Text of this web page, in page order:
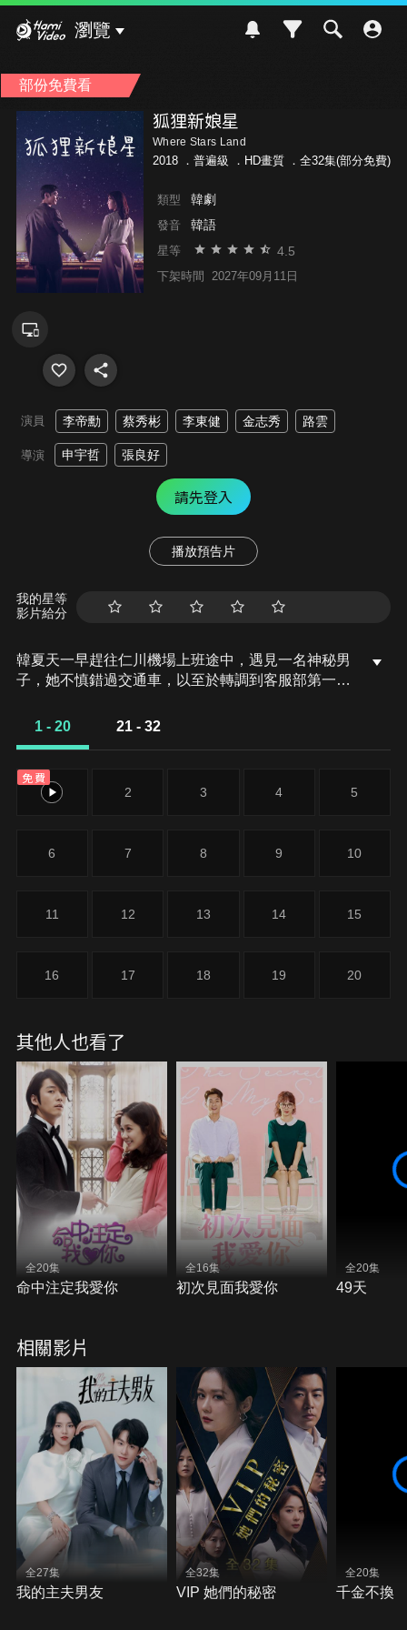
瀏覽
部份免費看
狐狸新娘星
Where Stars Land
2018 ． 普遍級 ．HD畫質 ．全32集(部分免費)
類型 韓劇
發音 韓語
星等 4.5
下架時間 2027年09月11日
演員 李帝勳 蔡秀彬 李東健 金志秀 路雲
導演 申宇哲 張良好
請先登入
播放預告片
我的星等
影片給分
韓夏天一早趕往仁川機場上班途中，遇見一名神秘男
子，她不慎錯過交通車，以至於轉調到客服部第一天
來的路上遇到交通事故，話還沒說完就昏倒，面試官
此非常不滿。
1 - 20 21 - 32
免費
1 2 3 4 5
6 7 8 9 10
11 12 13 14 15
16 17 18 19 20
其他人也看了
全20集
命中注定我愛你
全16集
初次見面我愛你
全20集
49天
相關影片
全27集
我的主夫男友
全32集
VIP 她們的秘密
全20集
千金不換